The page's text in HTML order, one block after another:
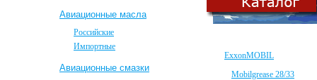
ExxonMOBIL
Mobilgrease 28/33
Авиационные масла
Российские
Импортные
Авиационные смазки